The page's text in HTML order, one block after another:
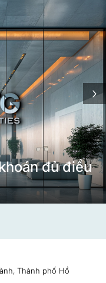
đủ điều
›
Thành phố Hồ